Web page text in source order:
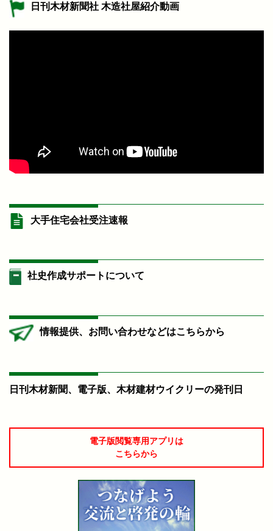
日刊木材新聞社 木造社屋紹介動画
大手住宅会社受注速報
社史作成サポートについて
情報提供、お問い合わせなどはこちらから
日刊木材新聞、電子版、木材建材ウイクリーの発刊日
電子版閲覧専用アプリは
こちらから